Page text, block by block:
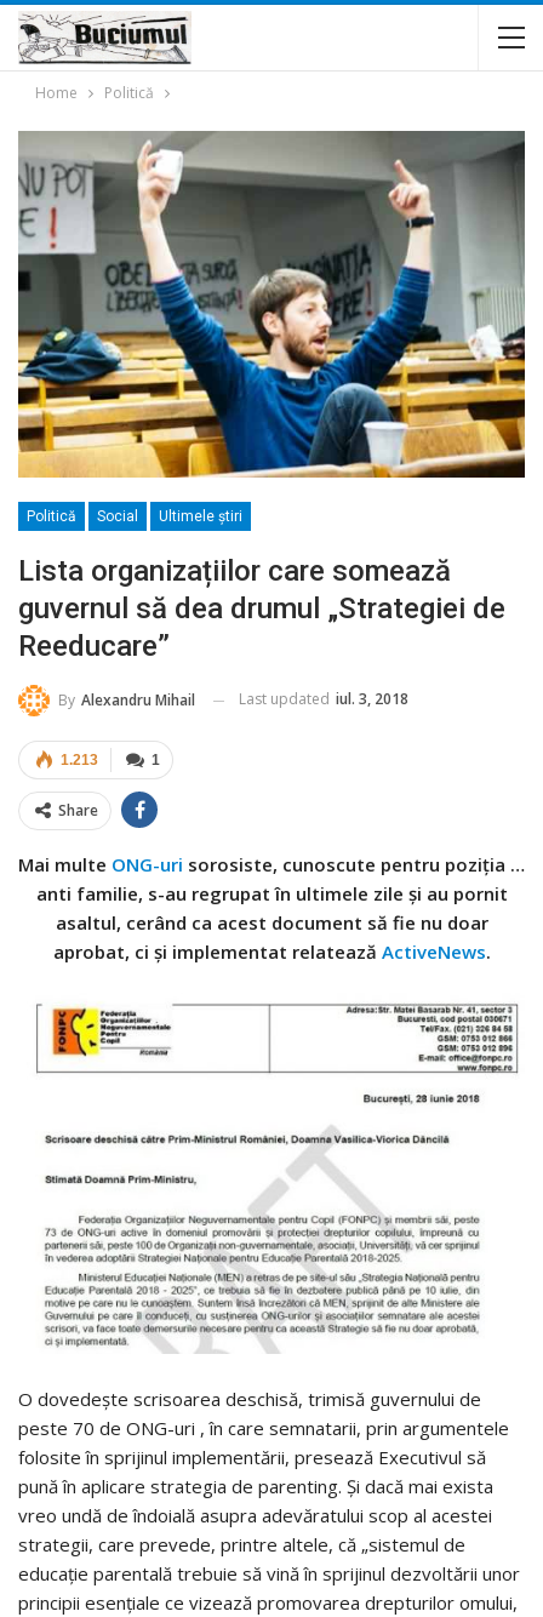
Home Politică
Politică Social Ultimele ştiri
Lista organizațiilor care somează
guvernul să dea drumul „Strategiei de
Reeducare”
By Alexandru Mihail Last updated iul. 3, 2018
1
1.213
Share
Mai multe ONG-uri sorosiste, cunoscute pentru poziția …
anti familie, s-au regrupat în ultimele zile și au pornit
asaltul, cerând ca acest document să fie nu doar
aprobat, ci și implementat relatează ActiveNews.
O dovedește scrisoarea deschisă, trimisă guvernului de
peste 70 de ONG-uri , în care semnatarii, prin argumentele
folosite în sprijinul implementării, presează Executivul să
pună în aplicare strategia de parenting. Și dacă mai exista
vreo undă de îndoială asupra adevăratului scop al acestei
strategii, care prevede, printre altele, că „sistemul de
educație parentală trebuie să vină în sprijinul dezvoltării unor
principii esențiale ce vizează promovarea drepturilor omului,